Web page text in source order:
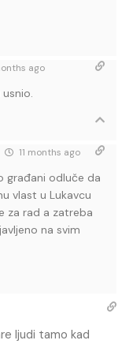
ago
11 months ago
građani odluče da
vlast u Lukavcu
za rad a zatreba
na svim
ljudi tamo kad